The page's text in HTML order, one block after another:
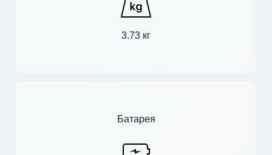
3.73 кг
Батарея